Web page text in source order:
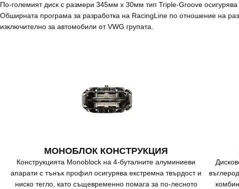
По-големият диск с размери 345мм x 30мм тип Triple-Groove
Обширната програма за разработка на RacingLine по отношение на
изключително за автомобили от VWG групата.
МОНОБЛОК КОНСТРУКЦИЯ
Конструкцията Monoblock на 4-буталните алуминиеви
апарати с тънък профил осигурява екстремна твърдост и
ниско тегло, като същевременно помага за по-лесното